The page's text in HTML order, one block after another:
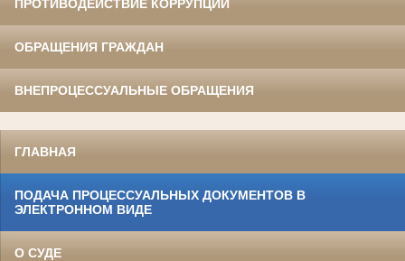
ПРОТИВОДЕЙСТВИЕ КОРРУПЦИИ
ОБРАЩЕНИЯ ГРАЖДАН
ВНЕПРОЦЕССУАЛЬНЫЕ ОБРАЩЕНИЯ
ГЛАВНАЯ
ПОДАЧА ПРОЦЕССУАЛЬНЫХ ДОКУМЕНТОВ В
ЭЛЕКТРОННОМ ВИДЕ
О СУДЕ